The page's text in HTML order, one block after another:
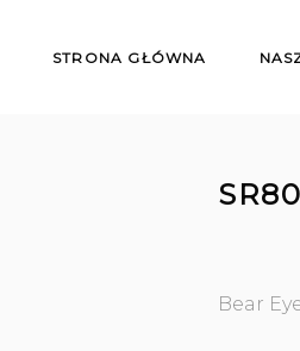
STRONA GŁÓWNA
Bear